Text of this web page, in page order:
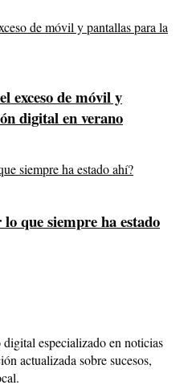
exceso de móvil y
digital en verano
que siempre ha estado
especializado en noticias
actualizada sobre sucesos,